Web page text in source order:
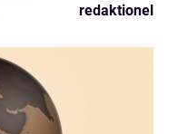
redaktionel